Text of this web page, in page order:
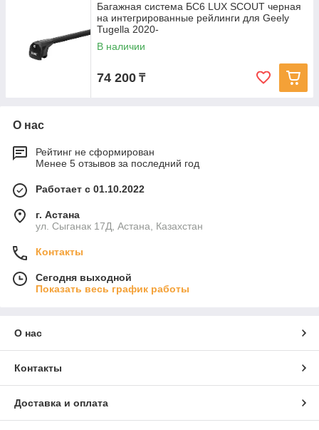
Багажная система БС6 LUX SCOUT черная
на интегрированные рейлинги для Geely
Tugella 2020-
В наличии
74 200 ₸
О нас
Рейтинг не сформирован
Менее 5 отзывов за последний год
Работает с 01.10.2022
г. Астана
ул. Сыганак 17Д, Астана, Казахстан
Контакты
Сегодня выходной
Показать весь график работы
О нас
Контакты
Доставка и оплата